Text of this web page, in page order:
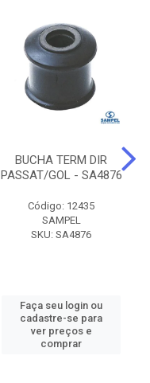
BUCHA TERM DIR
PASSAT/GOL - SA4876
Código: 12435
SAMPEL
SKU: SA4876
Faça seu login ou
cadastre-se para
ver preços e
comprar